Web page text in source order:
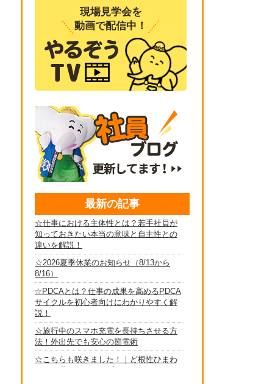
現場見学会を
動画で配信中！
最新の記事